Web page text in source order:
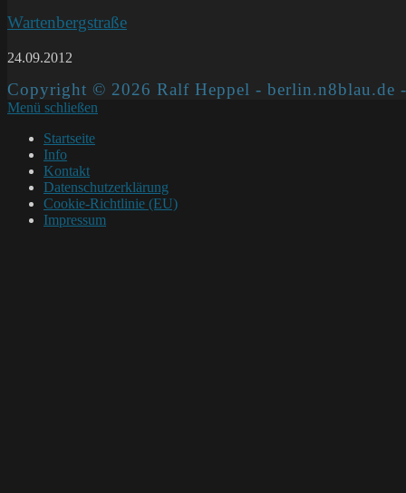
Wartenbergstraße
24.09.2012
Copyright © 2026 Ralf Heppel - berlin.n8blau.de
Menü schließen
Startseite
Info
Kontakt
Datenschutzerklärung
Cookie-Richtlinie (EU)
Impressum